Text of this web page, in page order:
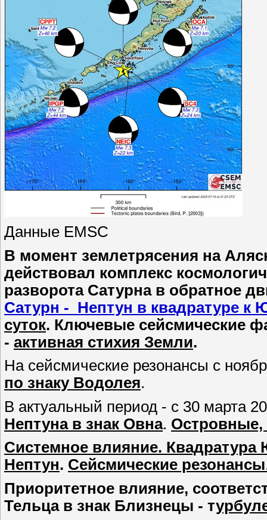
Данные EMSC
В момент землетрясения на
действовал комплекс
разворота Сатурна в обратное
Сатурн - Нептун в квадратуре к
суток. Ключевые сейсмические
- активная стихия Земли.
На сейсмические резонансы с
по знаку Водолея.
В актуальный период - с 30 марта
Нептуна в знак Овна. Островные,
Системное влияние. Квадратура
Нептун. Сейсмические резонансы
Приоритетное влияние,
Тельца в знак Близнецы - т